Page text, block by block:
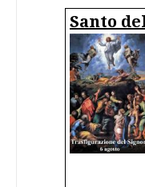
Santo